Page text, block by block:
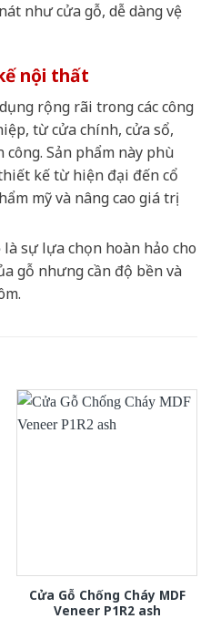
như cửa gỗ, dễ dàng vệ
nội thất
rộng rãi trong các công
từ cửa chính, cửa sổ,
Sản phẩm này phù
kế từ hiện đại đến cổ
mỹ và nâng cao giá trị
là sự lựa chọn hoàn hảo cho
gỗ nhưng cần độ bền và
Cửa Gỗ Chống Cháy MDF
Veneer P1R2 ash